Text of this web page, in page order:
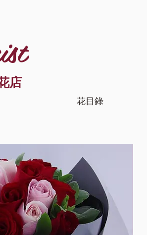
店
花目錄